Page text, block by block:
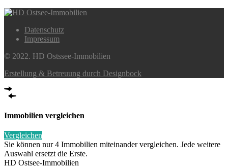
Datenschutz
Impressum
© 2022. HD Ostssee-Immobilien
Erstellung & Betreuung durch Designbock
Immobilien vergleichen
Vergleichen
Sie können nur 4 Immobilien miteinander vergleichen. Jede weitere
Auswahl ersetzt die Erste.
HD Ostsee-Immobilien